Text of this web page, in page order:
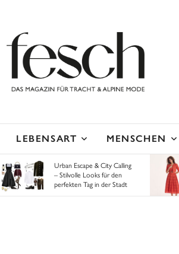
LEBENSART MENSCHEN
Urban Escape & City Calling
– Stilvolle Looks für den
perfekten Tag in der Stadt